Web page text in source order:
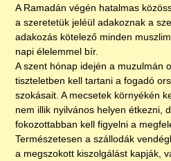
A Ramadán végén hatalmas
a szeretetük jeléül adakoznak a
adakozás kötelező minden
napi élelemmel bír.
A szent hónap idején a muzulmán
tiszteletben kell tartani a fogadó
szokásait. A mecsetek környékén
nem illik nyilvános helyen étkezni,
fokozottabban kell figyelni a
Természetesen a szállodák
a megszokott kiszolgálást kapják,